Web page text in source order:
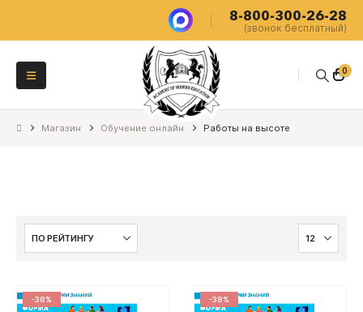
8-800-300-26-28
(звонок бесплатный)
0
Магазин Обучение онлайн Работы на высоте
-38% -38%